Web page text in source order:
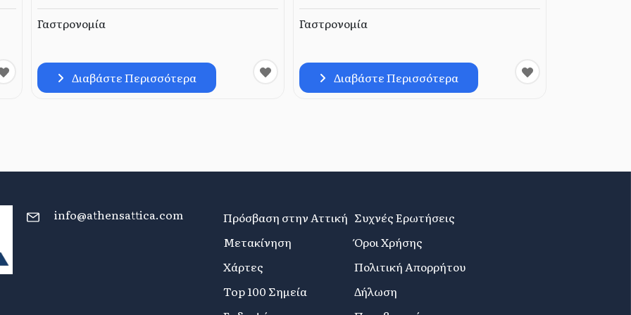
Γαστρονομία
Διαβάστε Περισσότερα
Γαστρονομία
Διαβάστε Περισσότερα
info@athensattica.com
Πρόσβαση στην Αττική
Μετακίνηση
Χάρτες
Top 100 Σημεία
Συχνές Ερωτήσεις
Όροι Χρήσης
Πολιτική Απορρήτου
Δήλωση